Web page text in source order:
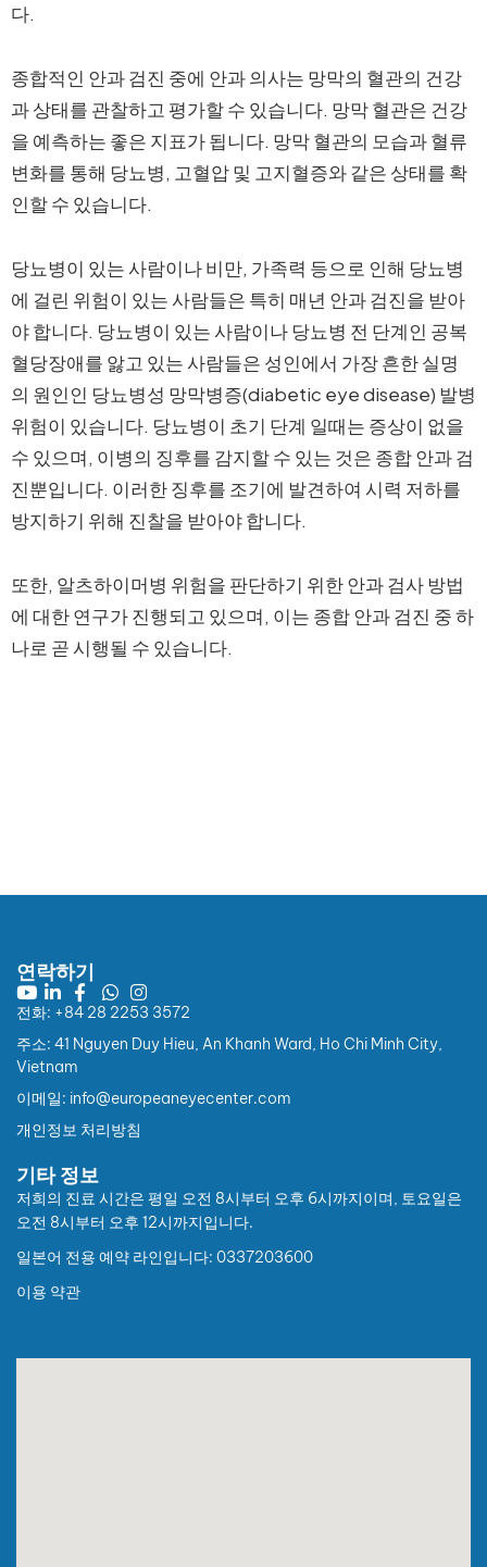
다.
종합적인 안과 검진 중에 안과 의사는 망막의 혈관의 건강
과 상태를 관찰하고 평가할 수 있습니다. 망막 혈관은 건강
을 예측하는 좋은 지표가 됩니다. 망막 혈관의 모습과 혈류
변화를 통해 당뇨병, 고혈압 및 고지혈증와 같은 상태를 확
인할 수 있습니다.
당뇨병이 있는 사람이나 비만, 가족력 등으로 인해 당뇨병
에 걸린 위험이 있는 사람들은 특히 매년 안과 검진을 받아
야 합니다. 당뇨병이 있는 사람이나 당뇨병 전 단계인 공복
혈당장애를 앓고 있는 사람들은 성인에서 가장 흔한 실명
의 원인인 당뇨병성 망막병증(diabetic eye disease) 발병
위험이 있습니다. 당뇨병이 초기 단계 일때는 증상이 없을
수 있으며, 이병의 징후를 감지할 수 있는 것은 종합 안과 검
진뿐입니다. 이러한 징후를 조기에 발견하여 시력 저하를
방지하기 위해 진찰을 받아야 합니다.
또한, 알츠하이머병 위험을 판단하기 위한 안과 검사 방법
에 대한 연구가 진행되고 있으며, 이는 종합 안과 검진 중 하
나로 곧 시행될 수 있습니다.
연락하기
전화: +84 28 2253 3572
주소: 41 Nguyen Duy Hieu, An Khanh Ward, Ho Chi Minh City,
Vietnam
이메일: info@europeaneyecenter.com
개인정보 처리방침
기타 정보
저희의 진료 시간은 평일 오전 8시부터 오후 6시까지이며, 토요일은
오전 8시부터 오후 12시까지입니다.
일본어 전용 예약 라인입니다: 0337203600
이용 약관
European Eye Center
공지사항
📢 세금계산서(인보이스) 발행 정보 규정 변경 안내
고객 여러분께,
라, 2026년 7월 1일부터 개인 고객(소비자) 및 국가예산 관계